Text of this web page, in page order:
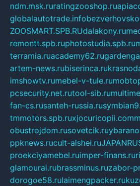
ndm.msk.ruratingzooshop.ru
globalautotrade.info
ZOOSMART.SPB.RUdalakony.ru
remontt.spb.ruphotostudia.spb.ru
terramia.ruacademy62.ru
artem-news.rubiserinca.ru
imshowtv.rumebel-v-tule.ru
pcsecurity.net.rutool-sib.ru
fan-cs.rusanteh-russia.ru
tmmotors.spb.ruxjocuricopii.com
obustrojdom.rusovetcik.ru
ppknews.rucult-alshei.ru
proekciyamebel.ruimper-finans.ru
glamourai.rubrassminus.ruzabor-
dorogoe58.rulaimengpacker.ru